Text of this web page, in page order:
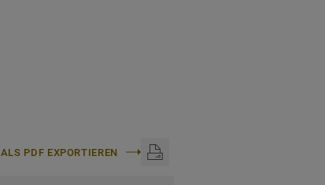
ALS PDF EXPORTIEREN